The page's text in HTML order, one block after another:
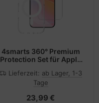
4smarts 360° Premium
Protection Set für Apple
Lieferzeit: ab Lager, 1-3
Tage
23,99 €